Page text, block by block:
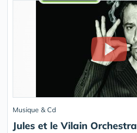
Musique & Cd
Jules et le Vilain Orchestra